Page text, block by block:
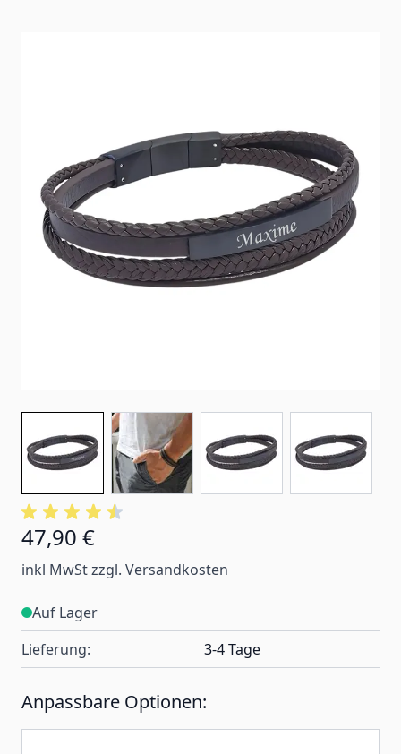
47,90 €
inkl MwSt zzgl. Versandkosten
Auf Lager
Lieferung:
3-4 Tage
Anpassbare Optionen: